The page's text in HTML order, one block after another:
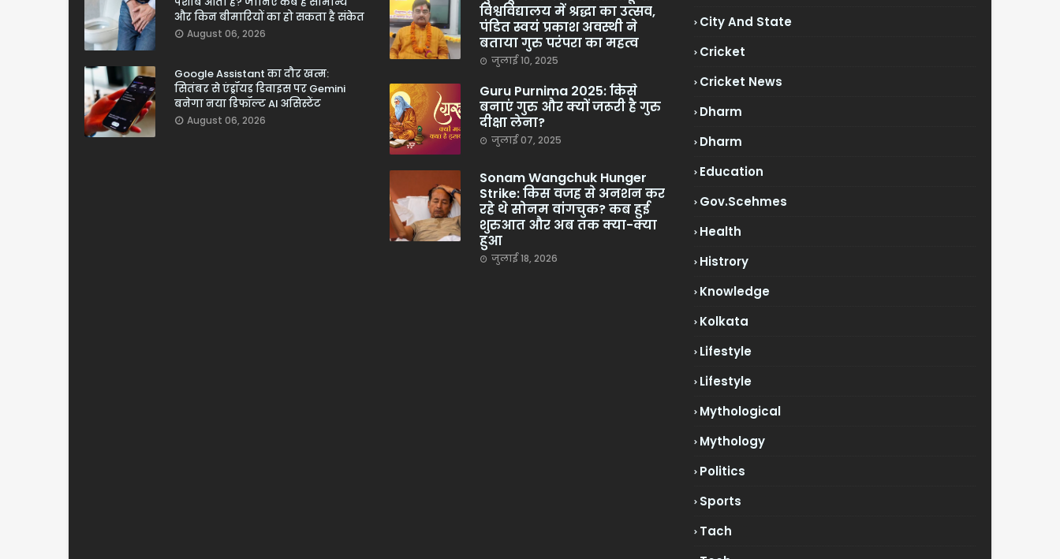
और किन बीमारियों का हो सकता है संकेत
August 06, 2026
Google Assistant का दौर खत्म:
सितंबर से एंड्रॉयड डिवाइस पर Gemini
बनेगा नया डिफॉल्ट AI असिस्टेंट
August 06, 2026
विश्वविद्यालय में श्रद्धा का उत्सव,
पंडित स्वयं प्रकाश अवस्थी ने
बताया गुरु परंपरा का महत्व
जुलाई 10, 2025
Guru Purnima 2025: किसे
बनाएं गुरु और क्यों जरूरी है गुरु
दीक्षा लेना?
जुलाई 07, 2025
Sonam Wangchuk Hunger
Strike: किस वजह से अनशन कर
रहे थे सोनम वांगचुक? कब हुई
शुरुआत और अब तक क्या-क्या
हुआ
जुलाई 18, 2026
City And State
Cricket
Cricket News
Dharm
Dharm
Education
Gov.scehmes
Health
Histrory
Knowledge
Kolkata
Lifestyle
Lifestyle
Mythological
Mythology
Politics
Sports
Tach